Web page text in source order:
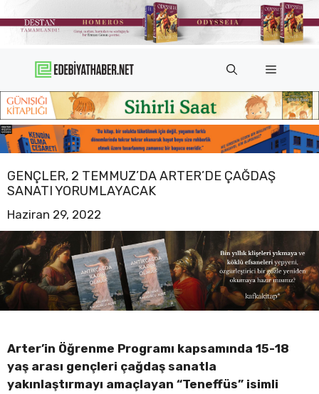
atla
Menü
GENÇLER, 2 TEMMUZ’DA ARTER’DE ÇAĞDAŞ
SANATI YORUMLAYACAK
Haziran 29, 2022
Arter’in Öğrenme Programı kapsamında 15-18
yaş arası gençleri çağdaş sanatla
yakınlaştırmayı amaçlayan “Teneffüs” isimli